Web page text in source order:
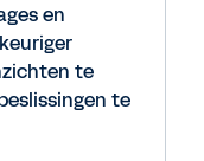
en
te
te